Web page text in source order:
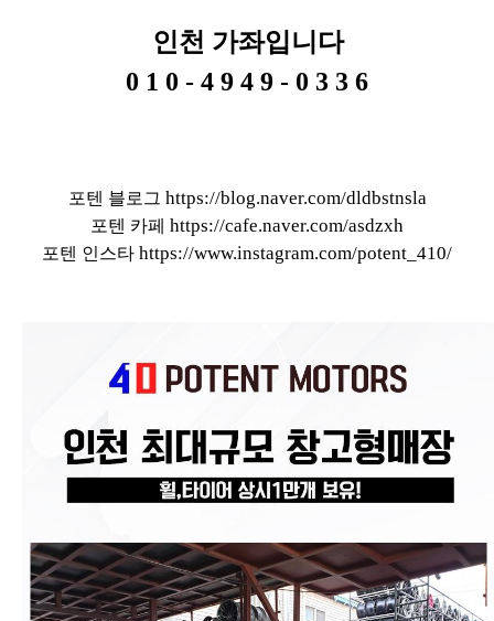
인천 가좌입니다
0 1 0 - 4 9 4 9 - 0 3 3 6
포텐 블로그 https://blog.naver.com/dldbstnsla
포텐 카페 https://cafe.naver.com/asdzxh
포텐 인스타 https://www.instagram.com/potent_410/